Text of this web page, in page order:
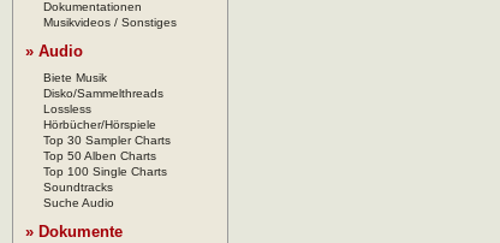
Dokumentationen
Musikvideos / Sonstiges
» Audio
Biete Musik
Disko/Sammelthreads
Lossless
Hörbücher/Hörspiele
Top 30 Sampler Charts
Top 50 Alben Charts
Top 100 Single Charts
Soundtracks
Suche Audio
» Dokumente